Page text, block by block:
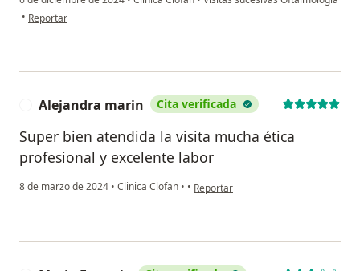
• en opinión del usuario Ana Maria Ochoa Villegas
Reportar
Alejandra marin Cita verificada
Super bien atendida la visita mucha ética
profesional y excelente labor
8 de marzo de 2024 • Clinica Clofan • • en opinión del usuario Alejandra
Reportar